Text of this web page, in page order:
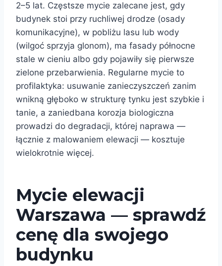
2–5 lat. Częstsze mycie zalecane jest, gdy
budynek stoi przy ruchliwej drodze (osady
komunikacyjne), w pobliżu lasu lub wody
(wilgoć sprzyja glonom), ma fasady północne
stale w cieniu albo gdy pojawiły się pierwsze
zielone przebarwienia. Regularne mycie to
profilaktyka: usuwanie zanieczyszczeń zanim
wnikną głęboko w strukturę tynku jest szybkie i
tanie, a zaniedbana korozja biologiczna
prowadzi do degradacji, której naprawa —
łącznie z malowaniem elewacji — kosztuje
wielokrotnie więcej.
Mycie elewacji
Warszawa — sprawdź
cenę dla swojego
budynku